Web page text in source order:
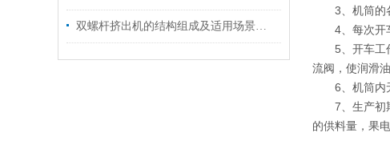
双螺杆挤出机的结构组成及适用场景介绍
3、机筒的各
4、每次开车
5、开车工作
流阀，使润滑
6、机筒内无
7、生产初期
的供料量，果